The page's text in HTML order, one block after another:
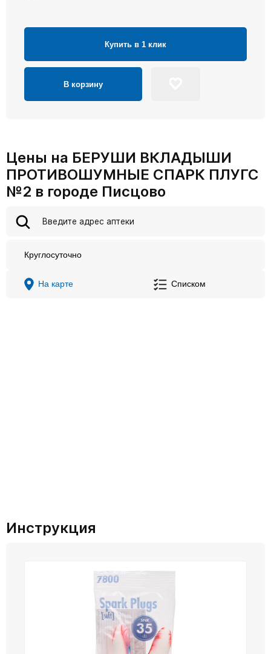
Купить в 1 клик
В корзину
Цены на БЕРУШИ ВКЛАДЫШИ
ПРОТИВОШУМНЫЕ СПАРК ПЛУГС
№2 в городе Писцово
Круглосуточно
На карте Списком
Инструкция